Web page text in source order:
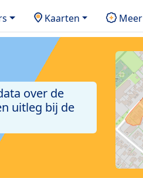
Kaarten Meer
over de
uitleg bij de